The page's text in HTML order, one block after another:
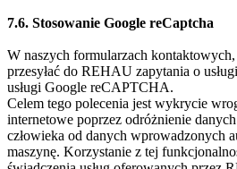
7.6. Stosowanie Google reCaptcha
W naszych formularzach
przesyłać do REHAU zapytania o
usługi Google reCAPTCHA.
Celem tego polecenia jest wykrycie
internetowe poprzez odróżnienie
człowieka od danych wprowadzonych
maszynę. Korzystanie z tej